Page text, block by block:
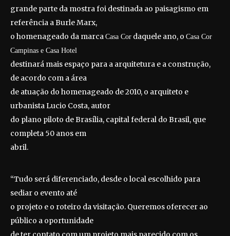
grande parte da mostra foi destinada ao paisagismo em
referência a Burle Marx,
o homenageado da marca Casa Cor daquele ano, o Casa Cor
Campinas e Casa Hotel
destinará mais espaço para a arquitetura e a construção,
de acordo com a área
de atuação do homenageado de 2010, o arquiteto e
urbanista Lucio Costa, autor
do plano piloto de Brasília, capital federal do Brasil, que
completa 50 anos em
abril.
“Tudo será diferenciado, desde o local escolhido para
sediar o evento até
o projeto e o roteiro da visitação. Queremos oferecer ao
público a oportunidade